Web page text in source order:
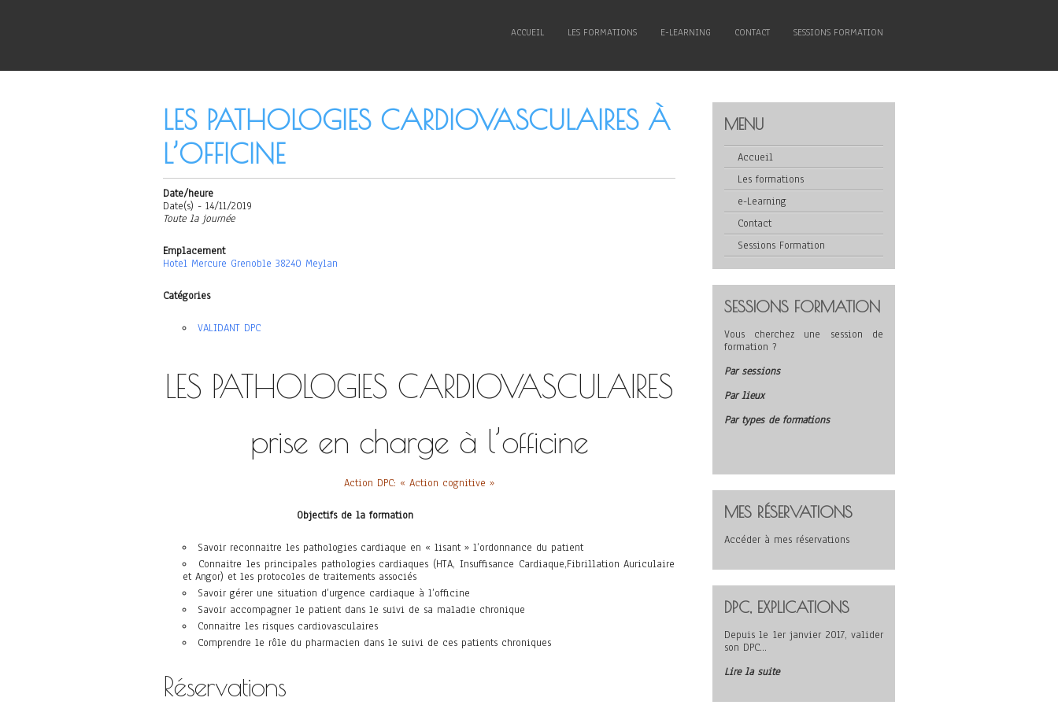
ACCUEIL LES FORMATIONS E-LEARNING CONTACT SESSIONS FORMATION
LES PATHOLOGIES CARDIOVASCULAIRES À
L’OFFICINE
Date/heure
Date(s) - 14/11/2019
Toute la journée
Emplacement
Hotel Mercure Grenoble 38240 Meylan
Catégories
VALIDANT DPC
LES PATHOLOGIES CARDIOVASCULAIRES
prise en charge à l’officine
Action DPC: « Action cognitive »
Objectifs de la formation
Savoir reconnaitre les pathologies cardiaque en « lisant » l’ordonnance du patient
Connaitre les principales pathologies cardiaques (HTA, Insuffisance Cardiaque,Fibrillation Auriculaire
et Angor) et les protocoles de traitements associés
Savoir gérer une situation d’urgence cardiaque à l’officine
Savoir accompagner le patient dans le suivi de sa maladie chronique
Connaitre les risques cardiovasculaires
Comprendre le rôle du pharmacien dans le suivi de ces patients chroniques
Réservations
MENU
Accueil
Les formations
e-Learning
Contact
Sessions Formation
SESSIONS FORMATION
Vous cherchez une session de
formation ?
Par sessions
Par lieux
Par types de formations
MES RÉSERVATIONS
Accéder à mes réservations
DPC, EXPLICATIONS
Depuis le 1er janvier 2017, valider
son DPC…
Lire la suite